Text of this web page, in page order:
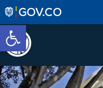
Abrir barra de herramientas